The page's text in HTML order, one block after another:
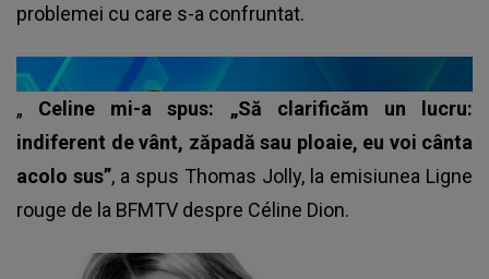
problemei cu care s-a confruntat.
„ Celine mi-a spus: „Să clarificăm un lucru:
indiferent de vânt, zăpadă sau ploaie, eu voi cânta
acolo sus”, a spus Thomas Jolly, la emisiunea Ligne
rouge de la BFMTV despre Céline Dion.